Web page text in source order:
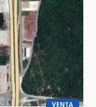
VENTA